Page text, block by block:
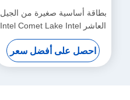
بطاقة أساسية صغيرة من الجيل
العاشر Intel Comet Lake Intel
Core 10300H معالج DDR4
احصل على أفضل سعر